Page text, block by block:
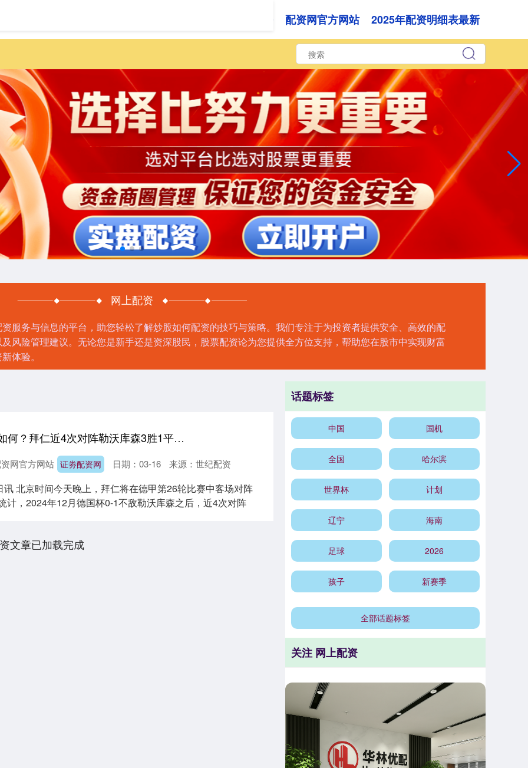
配资网官方网站 2025年配资明细表最新
网上配资
服务与信息的平台，助您轻松了解炒股如何配资的技巧与策略。我们专注于为投资者提供安全、高效的配
风险管理建议。无论您是新手还是资深股民，股票配资论为您提供全方位支持，帮助您在股市中实现财富
体验。
证劵配资网 今晚如何？拜仁近4次对阵勒沃库森3胜1平，未失一球
证劵配资网 日期：03-16 来源：世纪配资
网官方网站
北京时间今天晚上，拜仁将在德甲第26轮比赛中客场对阵
计，2024年12月德国杯0-1不敌勒沃库森之后，近4次对阵
文章已加载完成
话题标签
中国 国机
全国 哈尔滨
世界杯 计划
辽宁 海南
足球 2026
孩子 新赛季
全部话题标签
关注 网上配资